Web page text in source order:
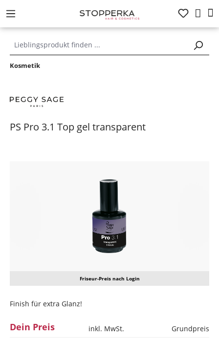
springen
Kosmetik
PS Pro 3.1 Top gel transparent
Friseur-Preis nach Login
Finish für extra Glanz!
Dein Preis inkl. MwSt.
Grundpreis